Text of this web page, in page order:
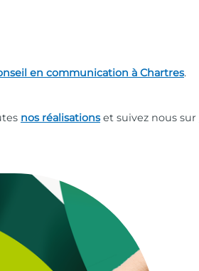
en communication à Chartres.
nos réalisationset suivez nous sur